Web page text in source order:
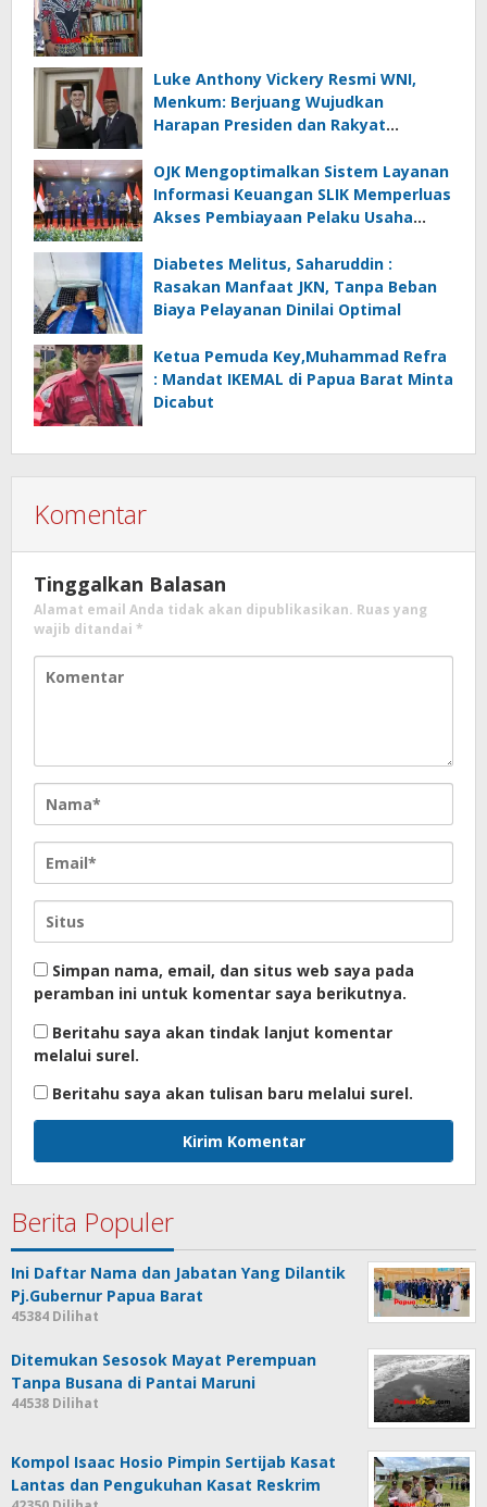
Luke Anthony Vickery Resmi WNI,
Menkum: Berjuang Wujudkan
Harapan Presiden dan Rakyat
OJK Mengoptimalkan Sistem Layanan
Informasi Keuangan SLIK Memperluas
Akses Pembiayaan Pelaku Usaha
Diabetes Melitus, Saharuddin :
Rasakan Manfaat JKN, Tanpa Beban
Biaya Pelayanan Dinilai Optimal
Ketua Pemuda Key,Muhammad Refra
: Mandat IKEMAL di Papua Barat Minta
Dicabut
Komentar
Tinggalkan Balasan
Alamat email Anda tidak akan dipublikasikan. Ruas yang
wajib ditandai *
Simpan nama, email, dan situs web saya pada
peramban ini untuk komentar saya berikutnya.
Beritahu saya akan tindak lanjut komentar
melalui surel.
Beritahu saya akan tulisan baru melalui surel.
Berita Populer
Ini Daftar Nama dan Jabatan Yang Dilantik
Pj.Gubernur Papua Barat
45384 Dilihat
Ditemukan Sesosok Mayat Perempuan
Tanpa Busana di Pantai Maruni
44538 Dilihat
Kompol Isaac Hosio Pimpin Sertijab Kasat
Lantas dan Pengukuhan Kasat Reskrim